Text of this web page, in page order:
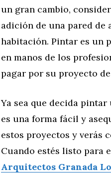
un gran cambio,
adición de una pared de
habitación. Pintar es un
en manos de los
pagar por su proyecto
Ya sea que decida
es una forma fácil y
estos proyectos y verás
Cuando estés listo para
Arquitectos Granada